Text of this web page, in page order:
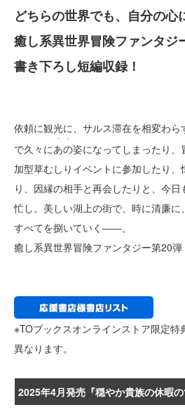
どちらの世界でも、自分の心
癒し系異世界冒険ファンタジ
書き下ろし短編収録！
依頼に観光に、サルス滞在を相変わ
で久々にあの
・・
姿になってしまったり
加型草むしりイベントに参加したり
り、因縁の相手と再会したりと、今
忙し。美しい湖上の街で、時に清廉
すべてを捌いていく――。
癒し系異世界冒険ファンタジー第20弾
※TOブックスオンラインストア限定
異なります。
2025年4月発売『穏やか貴族の休暇